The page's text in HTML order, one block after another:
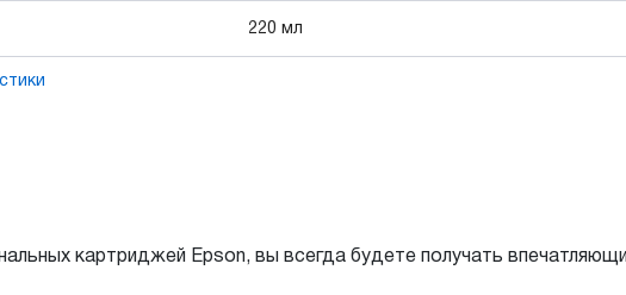
220 мл
картриджей Epson, вы всегда будете получать